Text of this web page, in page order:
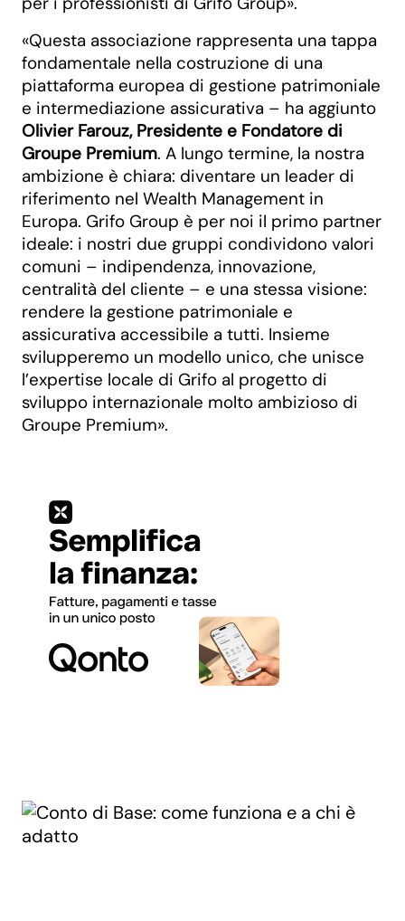
«Questa associazione rappresenta una tappa
fondamentale nella costruzione di una
piattaforma europea di gestione patrimoniale
e intermediazione assicurativa – ha aggiunto
Olivier Farouz, Presidente e Fondatore di
Groupe Premium. A lungo termine, la nostra
ambizione è chiara: diventare un leader di
riferimento nel Wealth Management in
Europa. Grifo Group è per noi il primo partner
ideale: i nostri due gruppi condividono valori
comuni – indipendenza, innovazione,
centralità del cliente – e una stessa visione:
rendere la gestione patrimoniale e
assicurativa accessibile a tutti. Insieme
svilupperemo un modello unico, che unisce
l’expertise locale di Grifo al progetto di
sviluppo internazionale molto ambizioso di
Groupe Premium».